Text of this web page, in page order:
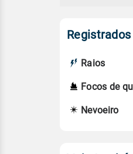
Raios
Focos de
Nevoeiro